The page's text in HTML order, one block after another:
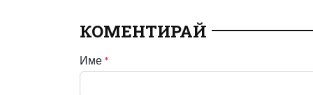
КОМЕНТИРАЙ
Име *